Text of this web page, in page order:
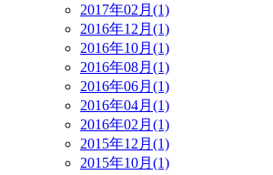
2017年02月(1)
2016年12月(1)
2016年10月(1)
2016年08月(1)
2016年06月(1)
2016年04月(1)
2016年02月(1)
2015年12月(1)
2015年10月(1)